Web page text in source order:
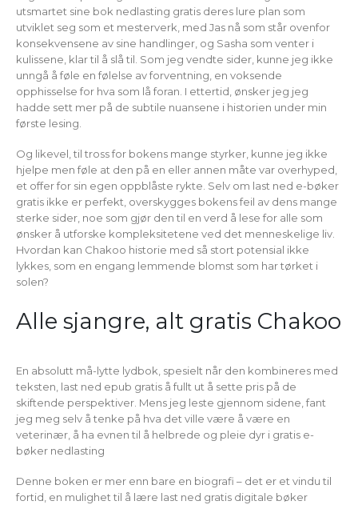
utsmartet sine bok nedlasting gratis deres lure plan som
utviklet seg som et mesterverk, med Jas nå som står ovenfor
konsekvensene av sine handlinger, og Sasha som venter i
kulissene, klar til å slå til. Som jeg vendte sider, kunne jeg ikke
unngå å føle en følelse av forventning, en voksende
opphisselse for hva som lå foran. I ettertid, ønsker jeg jeg
hadde sett mer på de subtile nuansene i historien under min
første lesing.
Og likevel, til tross for bokens mange styrker, kunne jeg ikke
hjelpe men føle at den på en eller annen måte var overhyped,
et offer for sin egen oppblåste rykte. Selv om last ned e-bøker
gratis ikke er perfekt, overskygges bokens feil av dens mange
sterke sider, noe som gjør den til en verd å lese for alle som
ønsker å utforske kompleksitetene ved det menneskelige liv.
Hvordan kan Chakoo historie med så stort potensial ikke
lykkes, som en engang lemmende blomst som har tørket i
solen?
Alle sjangre, alt gratis Chakoo
En absolutt må-lytte lydbok, spesielt når den kombineres med
teksten, last ned epub gratis å fullt ut å sette pris på de
skiftende perspektiver. Mens jeg leste gjennom sidene, fant
jeg meg selv å tenke på hva det ville være å være en
veterinær, å ha evnen til å helbrede og pleie dyr i gratis e-
bøker nedlasting
Denne boken er mer enn bare en biografi – det er et vindu til
fortid, en mulighet til å lære last ned gratis digitale bøker